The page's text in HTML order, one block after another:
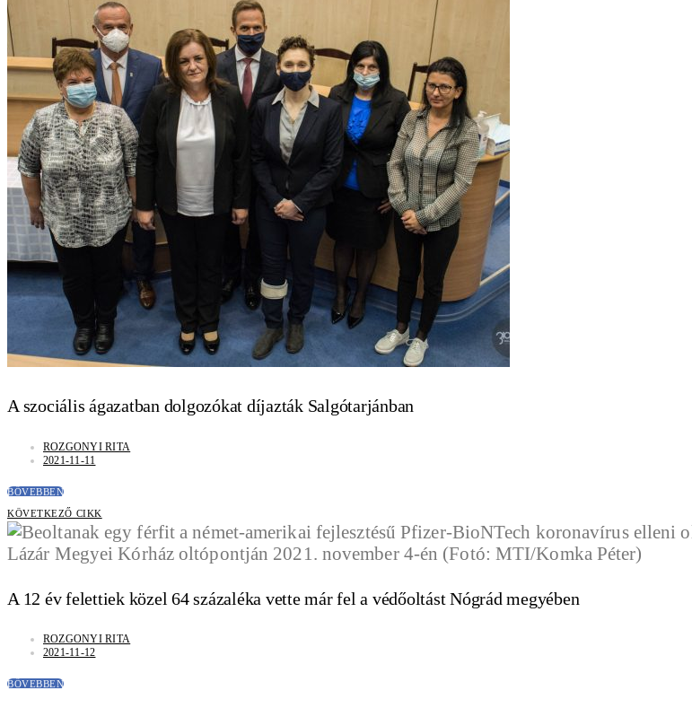
A szociális ágazatban dolgozókat díjazták Salgótarjánban
ROZGONYI RITA
2021-11-11
BŐVEBBEN
KÖVETKEZŐ CIKK
A 12 év felettiek közel 64 százaléka vette már fel a védőoltást Nógrád megyében
ROZGONYI RITA
2021-11-12
BŐVEBBEN